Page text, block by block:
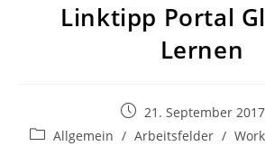
Linktipp Portal
Lernen
Beitrag
veröffentlicht:
21. September 2017
Beitrags-
Allgemein / Arbeitsfelder /